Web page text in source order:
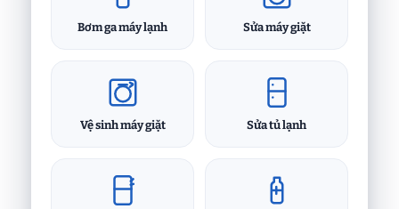
Bơm ga máy lạnh Sửa máy giặt
Vệ sinh máy giặt Sửa tủ lạnh